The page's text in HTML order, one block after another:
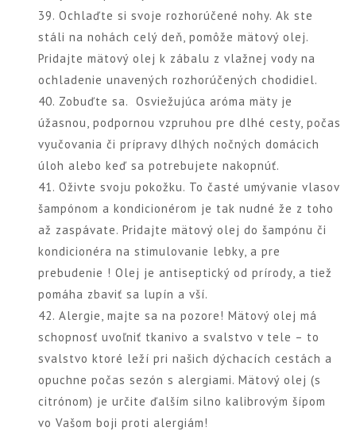
39. Ochlaďte si svoje rozhorúčené nohy. Ak ste
stáli na nohách celý deň, pomôže mätový olej.
Pridajte mätový olej k zábalu z vlažnej vody na
ochladenie unavených rozhorúčených chodidiel.
40. Zobuďte sa. Osviežujúca aróma mäty je
úžasnou, podpornou vzpruhou pre dlhé cesty, počas
vyučovania či prípravy dlhých nočných domácich
úloh alebo keď sa potrebujete nakopnúť.
41. Oživte svoju pokožku. To časté umývanie vlasov
šampónom a kondicionérom je tak nudné že z toho
až zaspávate. Pridajte mätový olej do šampónu či
kondicionéra na stimulovanie lebky, a pre
prebudenie ! Olej je antiseptický od prírody, a tiež
pomáha zbaviť sa lupín a vší.
42. Alergie, majte sa na pozore! Mätový olej má
schopnosť uvoľniť tkanivo a svalstvo v tele – to
svalstvo ktoré leží pri našich dýchacích cestách a
opuchne počas sezón s alergiami. Mätový olej (s
citrónom) je určite ďalším silno kalibrovým šípom
vo Vašom boji proti alergiám!